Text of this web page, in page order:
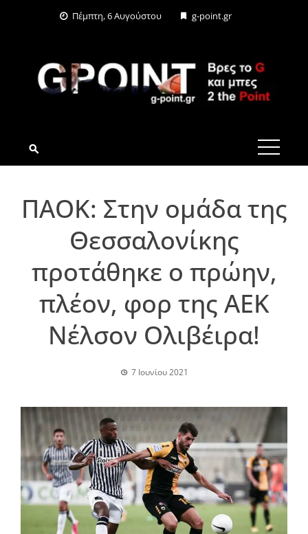
Πέμπτη, 6 Αυγούστου g-point.gr
G-POINT.GR
ΠΑΟΚ: Στην ομάδα της
Θεσσαλονίκης
προτάθηκε ο πρώην,
πλέον, φορ της ΑΕΚ
Νέλσον Ολιβέιρα!
7 Ιουνίου 2021